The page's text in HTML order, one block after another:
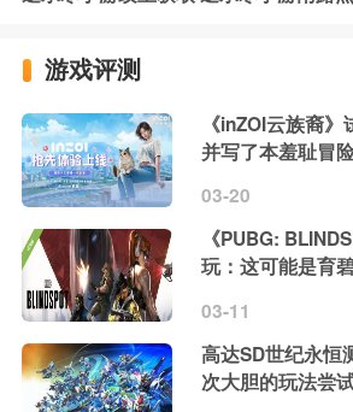
游戏评测
《inZOI云族裔
并写了本羞耻冒
03-20
《PUBG:
玩：这可能是育
03-11
高达SD世纪永恒
次大胆的玩法尝